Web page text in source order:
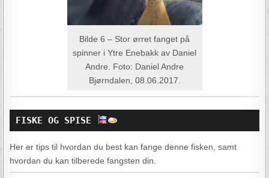
Bilde 6 – Stor ørret fanget på
spinner i Ytre Enebakk av Daniel
Andre. Foto: Daniel Andre
Bjørndalen, 08.06.2017.
FISKE OG SPISE
Her er tips til hvordan du best kan fange denne fisken, samt
hvordan du kan tilberede fangsten din.